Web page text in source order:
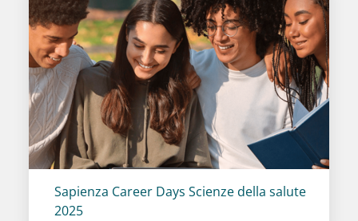
Titolo card:
Sapienza Career Days Scienze della salute
2025